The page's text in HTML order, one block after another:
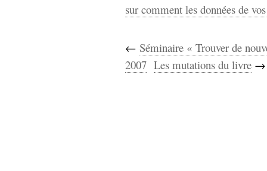
sur comment les données de
← Séminaire « Trouver de
2007 Les mutations du livre →